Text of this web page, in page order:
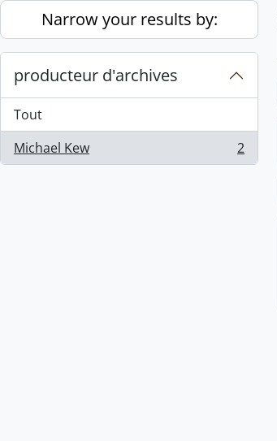
Skip to main content
Narrow your results by:
producteur d'archives
Tout
Michael Kew
, 2 résultats 2